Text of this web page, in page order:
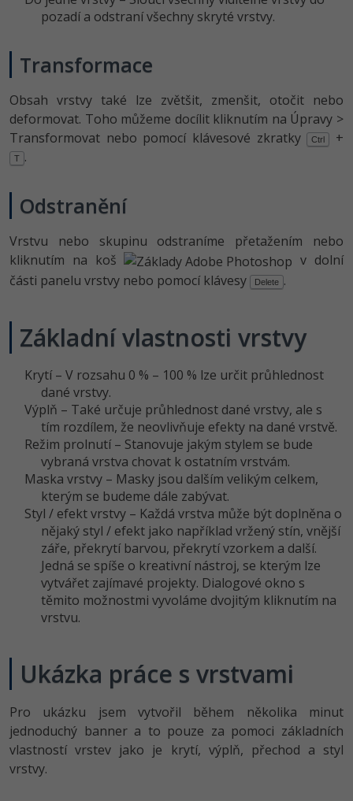
pozadí a odstraní všechny skryté vrstvy.
Transformace
Obsah vrstvy také lze zvětšit, zmenšit, otočit nebo
deformovat. Toho můžeme docílit kliknutím na Úpravy >
Transformovat nebo pomocí klávesové zkratky Ctrl +
T .
Odstranění
Vrstvu nebo skupinu odstraníme přetažením nebo
kliknutím na koš
v dolní
části panelu vrstvy nebo pomocí klávesy
Delete .
Základní vlastnosti vrstvy
Krytí – V rozsahu 0 % – 100 % lze určit průhlednost
dané vrstvy.
Výplň – Také určuje průhlednost dané vrstvy, ale s
tím rozdílem, že neovlivňuje efekty na dané vrstvě.
Režim prolnutí – Stanovuje jakým stylem se bude
vybraná vrstva chovat k ostatním vrstvám.
Maska vrstvy – Masky jsou dalším velikým celkem,
kterým se budeme dále zabývat.
Styl / efekt vrstvy – Každá vrstva může být doplněna o
nějaký styl / efekt jako například vržený stín, vnější
záře, překrytí barvou, překrytí vzorkem a další.
Jedná se spíše o kreativní nástroj, se kterým lze
vytvářet zajímavé projekty. Dialogové okno s
těmito možnostmi vyvoláme dvojitým kliknutím na
vrstvu.
Ukázka práce s vrstvami
Pro ukázku jsem vytvořil během několika minut
jednoduchý banner a to pouze za pomoci základních
vlastností vrstev jako je krytí, výplň, přechod a styl
vrstvy.